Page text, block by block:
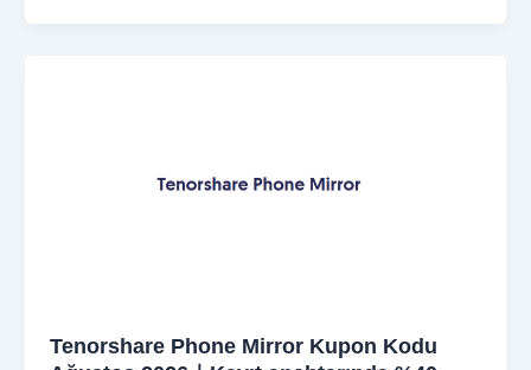
Tenorshare Phone Mirror Kupon Kodu